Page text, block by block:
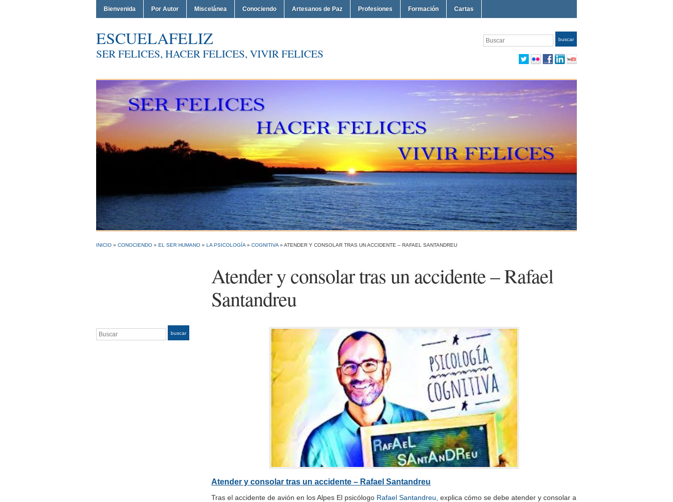
Bienvenida Por Autor Miscelánea Conociendo Artesanos de Paz Profesiones Formación Cartas
ESCUELAFELIZ
SER FELICES, HACER FELICES, VIVIR FELICES
Buscar buscar
INICIO » CONOCIENDO » EL SER HUMANO » LA PSICOLOGÍA » COGNITIVA » ATENDER Y CONSOLAR TRAS UN ACCIDENTE – RAFAEL SANTANDREU
Atender y consolar tras un accidente – Rafael
Santandreu
Buscar buscar
Atender y consolar tras un accidente – Rafael Santandreu
Tras el accidente de avión en los Alpes El psicólogo Rafael Santandreu , explica cómo se debe atender y consolar a